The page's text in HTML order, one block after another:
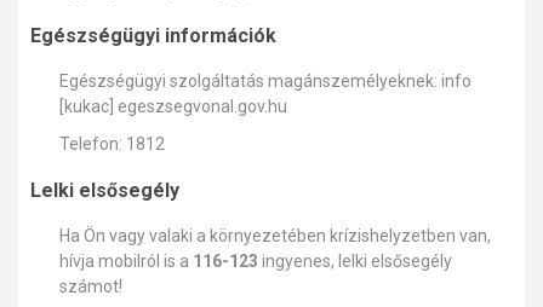
Egészségügyi információk
Egészségügyi szolgáltatás magánszemélyeknek: info
[kukac] egeszsegvonal.gov.hu
Telefon: 1812
Lelki elsősegély
Ha Ön vagy valaki a környezetében krízishelyzetben van,
hívja mobilról is a 116-123 ingyenes, lelki elsősegély
számot!